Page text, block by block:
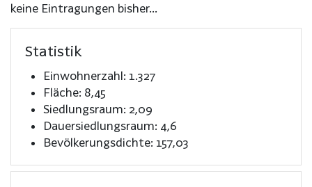
keine Eintragungen bisher...
Statistik
Einwohnerzahl: 1.327
Fläche: 8,45
Siedlungsraum: 2,09
Dauersiedlungsraum: 4,6
Bevölkerungsdichte: 157,03